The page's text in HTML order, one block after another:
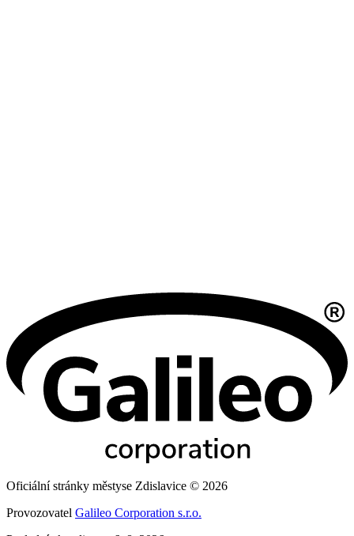
Oficiální stránky městyse Zdislavice © 2026
Provozovatel Galileo Corporation s.r.o.